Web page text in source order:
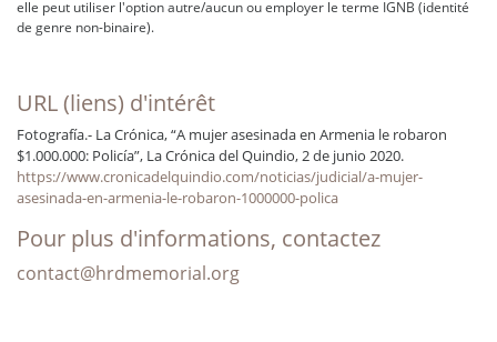
elle peut utiliser l'option autre/aucun ou employer le terme IGNB (identité
de genre non-binaire).
URL (liens) d'intérêt
Fotografía.- La Crónica, “A mujer asesinada en Armenia le robaron
$1.000.000: Policía”, La Crónica del Quindio, 2 de junio 2020.
https://www.cronicadelquindio.com/noticias/judicial/a-mujer-
asesinada-en-armenia-le-robaron-1000000-polica
Pour plus d'informations, contactez
contact@hrdmemorial.org